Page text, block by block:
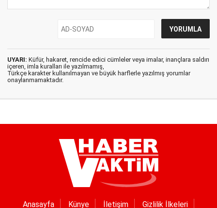
UYARI: Küfür, hakaret, rencide edici cümleler veya imalar, inançlara saldırı
içeren, imla kuralları ile yazılmamış,
Türkçe karakter kullanılmayan ve büyük harflerle yazılmış yorumlar
onaylanmamaktadır.
Anasayfa Künye İletişim Gizlilik İlkeleri